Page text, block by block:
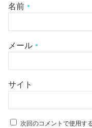
名前 *
メール *
サイト
次回のコメントで使用す